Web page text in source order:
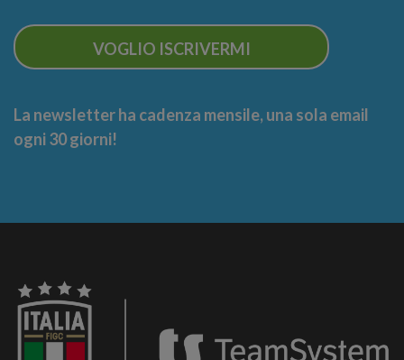
VOGLIO ISCRIVERMI
La newsletter ha cadenza mensile, una sola email
ogni 30 giorni!